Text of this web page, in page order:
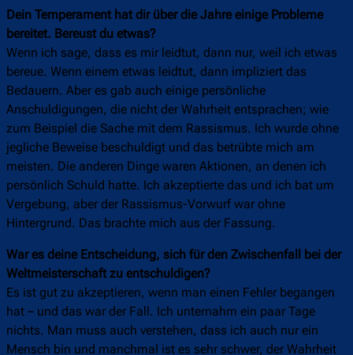
Dein Temperament hat dir über die Jahre einige Probleme
bereitet. Bereust du etwas?
Wenn ich sage, dass es mir leidtut, dann nur, weil ich etwas
bereue. Wenn einem etwas leidtut, dann impliziert das
Bedauern. Aber es gab auch einige persönliche
Anschuldigungen, die nicht der Wahrheit entsprachen; wie
zum Beispiel die Sache mit dem Rassismus. Ich wurde ohne
jegliche Beweise beschuldigt und das betrübte mich am
meisten. Die anderen Dinge waren Aktionen, an denen ich
persönlich Schuld hatte. Ich akzeptierte das und ich bat um
Vergebung, aber der Rassismus-Vorwurf war ohne
Hintergrund. Das brachte mich aus der Fassung.
War es deine Entscheidung, sich für den Zwischenfall bei der
Weltmeisterschaft zu entschuldigen?
Es ist gut zu akzeptieren, wenn man einen Fehler begangen
hat – und das war der Fall. Ich unternahm ein paar Tage
nichts. Man muss auch verstehen, dass ich auch nur ein
Mensch bin und manchmal ist es sehr schwer, der Wahrheit